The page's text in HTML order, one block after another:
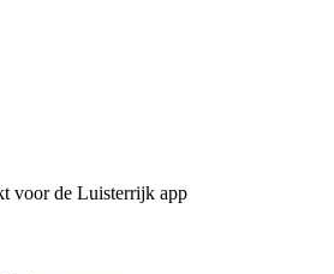
voor de Luisterrijk app